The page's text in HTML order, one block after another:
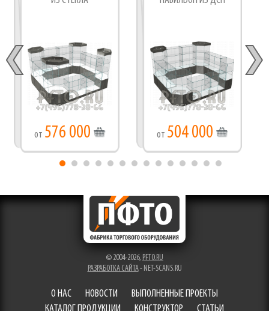
от 576 000 от 504 000
© 2004-2026, PFTO.RU
РАЗРАБОТКА САЙТА- NET-SCANS.RU
О НАС НОВОСТИ
ВЫПОЛНЕННЫЕ ПРОЕКТЫ